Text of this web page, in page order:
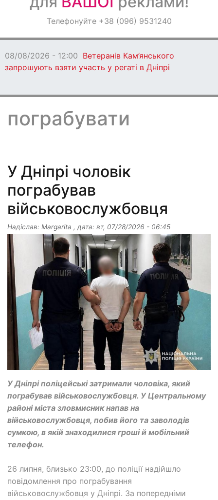
ОголошенняТелефонуйте +38 (096) 9531240
08/08/2026 - 11:00
У Кам’янському встановили
причини підтоплення на вул. Дорошенка
пограбувати
У Дніпрі чоловік
пограбував
військовослужбовця
Надіслав: Margarita , дата: вт, 07/28/2026 - 06:45
У Дніпрі поліцейські затримали чоловіка, який
пограбував військовослужбовця. У Центральному
районі міста зловмисник напав на
військовослужбовця, побив його та заволодів
сумкою, в якій знаходилися гроші й мобільний
телефон.
26 липня, близько 23:00, до поліції надійшло
повідомлення про пограбування
військовослужбовця у Дніпрі. За попередніми